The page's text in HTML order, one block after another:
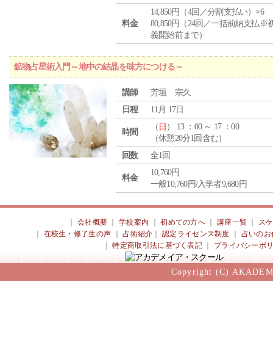
料金
14,850円（4回／分割支払い）×6
80,850円（24回／一括前納支払※
義開始前まで）
鉱物占星術入門～地中の結晶を味方につける～
講師
芳垣 宗久
日程
11月 17日
時間
（ 日 ） 13 ：00 ～ 17 ：00
（休憩20分1回含む）
回数
全1回
料金
10,760円
一般10,760円/入学者9,680円
会社概要 ｜学校案内 ｜初めての方へ 講座一覧
ス
在校生・修了生の声 ｜占術紹介 ｜認定ライセンス制度
占いのお
｜特定商取引法に基づく表記 プライバシーポ
Copyright (C)